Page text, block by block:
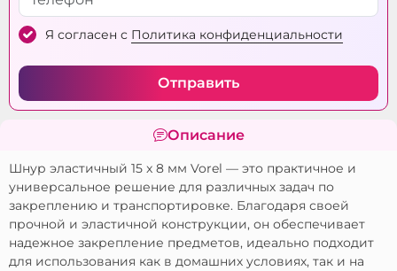
Я согласен с Политика конфиденциальности
Отправить
Описание
Шнур эластичный 15 x 8 мм Vorel — это практичное и
универсальное решение для различных задач по
закреплению и транспортировке. Благодаря своей
прочной и эластичной конструкции, он обеспечивает
надежное закрепление предметов, идеально подходит
для использования как в домашних условиях, так и на